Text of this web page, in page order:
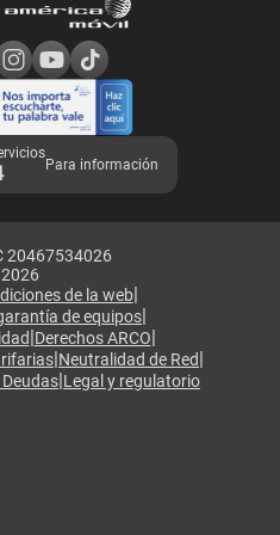
Claro
Para información
20467534026
de la web|
de equipos|
|Derechos ARCO|
|Neutralidad de Red|
|Legal y regulatorio